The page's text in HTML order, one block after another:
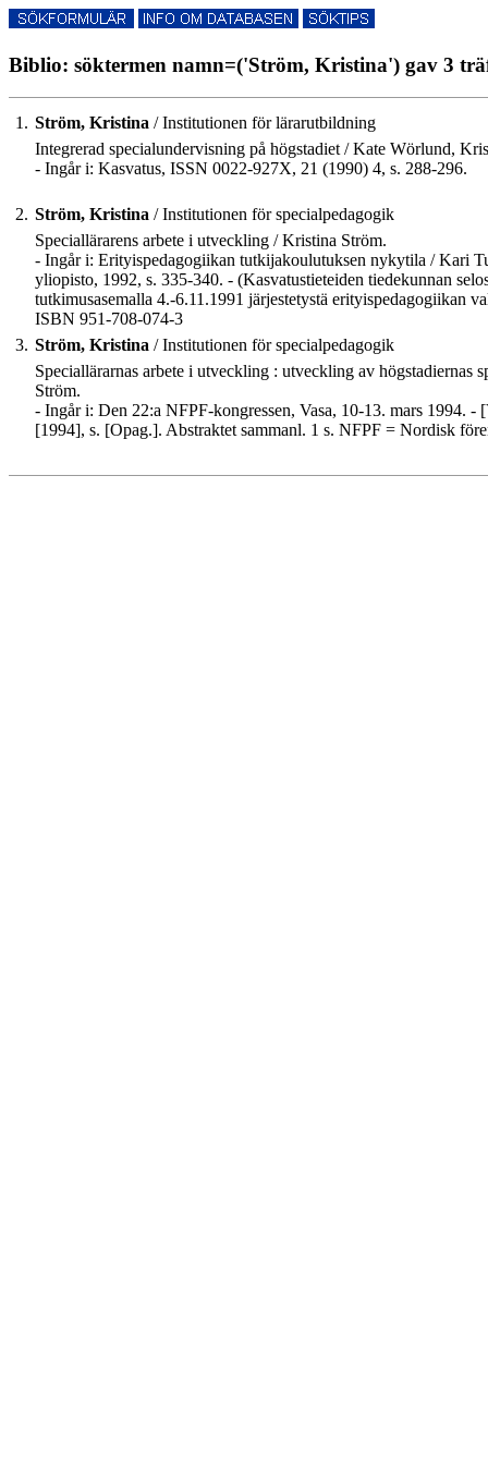
Biblio: söktermen namn=('Ström, Kristina') gav 3
1. Ström, Kristina / Institutionen för lärarutbildning
Integrerad specialundervisning på högstadiet / Kate Wörlund,
- Ingår i: Kasvatus, ISSN 0022-927X, 21 (1990) 4, s. 288-296.
2. Ström, Kristina / Institutionen för specialpedagogik
Speciallärarens arbete i utveckling / Kristina Ström.
- Ingår i: Erityispedagogiikan tutkijakoulutuksen nykytila / Kari
yliopisto, 1992, s. 335-340. - (Kasvatustieteiden tiedekunnan
tutkimusasemalla 4.-6.11.1991 järjestetystä erityispedagogiikan
ISBN 951-708-074-3
3. Ström, Kristina / Institutionen för specialpedagogik
Speciallärarnas arbete i utveckling : utveckling av
Ström.
- Ingår i: Den 22:a NFPF-kongressen, Vasa, 10-13. mars 1994.
[1994], s. [Opag.]. Abstraktet sammanl. 1 s. NFPF = Nordisk